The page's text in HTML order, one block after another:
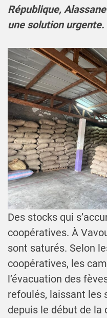
République,
une solution urgente.
Des stocks qui
coopératives. À
sont saturés. Selon
coopératives, les
l’évacuation des
refoulés, laissant les
depuis le début de la